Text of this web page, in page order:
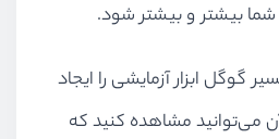
بیشتر و بیشتر شود.
گوگل ابزار آزمایشی را ایجاد
می‌توانید مشاهده کنید که